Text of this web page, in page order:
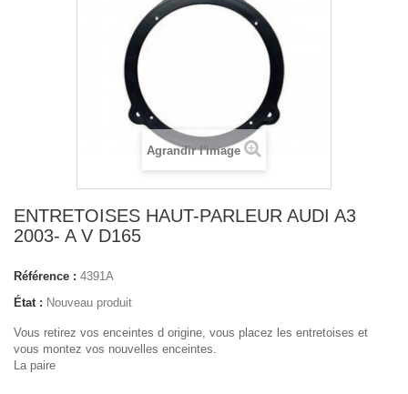
Agrandir l'image
ENTRETOISES HAUT-PARLEUR AUDI A3
2003- A V D165
Référence : 4391A
État : Nouveau produit
Vous retirez vos enceintes d origine, vous placez les entretoises et
vous montez vos nouvelles enceintes.
La paire